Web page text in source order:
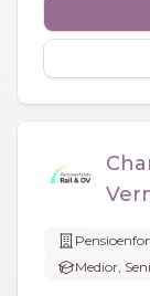
Medior,